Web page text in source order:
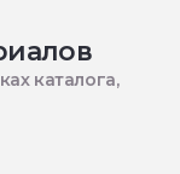
каталога,